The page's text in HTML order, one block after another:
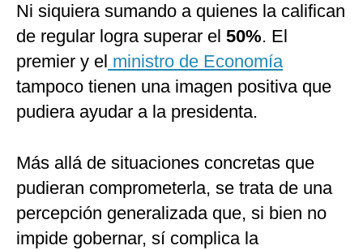
Ni siquiera sumando a quienes la califican
de regular logra superar el 50%. El
premier y el ministro de Economía
tampoco tienen una imagen positiva que
pudiera ayudar a la presidenta.
Más allá de situaciones concretas que
pudieran comprometerla, se trata de una
percepción generalizada que, si bien no
impide gobernar, sí complica la